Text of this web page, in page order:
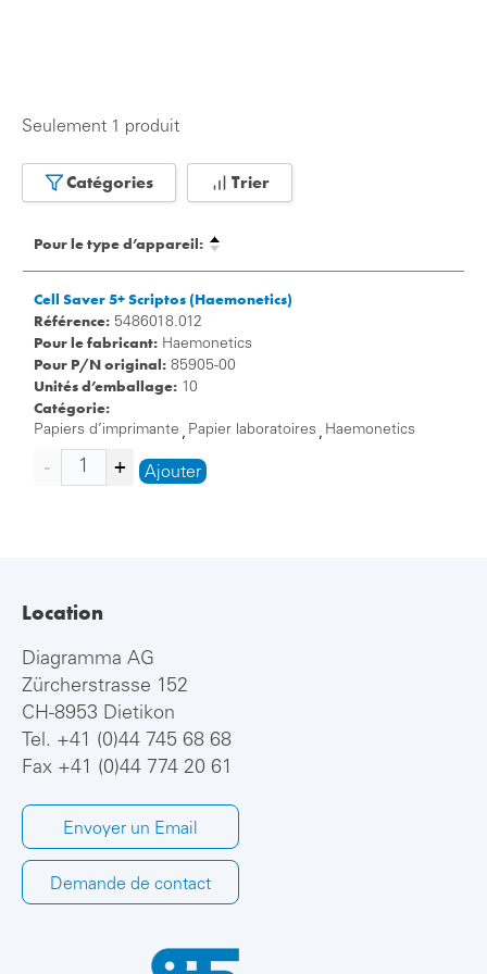
Seulement 1 produit
Catégories Trier
Pour le type d’appareil:
Cell Saver 5+ Scriptos (Haemonetics)
Référence: 5486018.012
Pour le fabricant: Haemonetics
Pour P/N original: 85905-00
Unités d’emballage: 10
Catégorie:
Papiers d’imprimante , Papier laboratoires , Haemonetics
Ajouter
Location
Diagramma AG
Zürcherstrasse 152
CH-8953 Dietikon
Tel. +41 (0)44 745 68 68
Fax +41 (0)44 774 20 61
Envoyer un Email
Demande de contact